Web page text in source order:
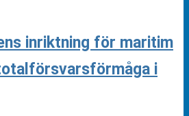
inriktning för maritim
i